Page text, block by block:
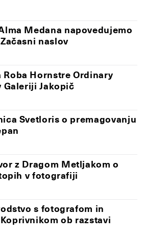
Medana napovedujemo
naslov
Hornstre Ordinary
Galeriji Jakopič
Svetloris o premagovanju
z Dragom Metljakom o
v fotografiji
s fotografom in
ob razstavi